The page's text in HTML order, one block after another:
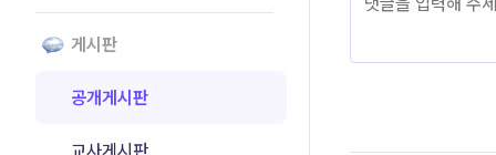
게시판
공개게시판
교사게시판